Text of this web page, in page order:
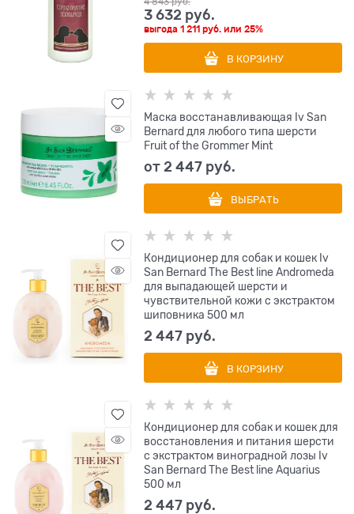
3 632 руб.
выгода1 211 руб. или25%
В КОРЗИНУ
Маска восстанавливающая Iv San
Bernard для любого типа шерсти
Fruit of the Grommer Mint
от2 447 руб.
ВЫБРАТЬ
Кондиционер для собак и кошек Iv
San Bernard The Best line Andromeda
для выпадающей шерсти и
чувствительной кожи с экстрактом
шиповника 500 мл
2 447 руб.
В КОРЗИНУ
Кондиционер для собак и кошек для
восстановления и питания шерсти
с экстрактом виноградной лозы Iv
San Bernard The Best line Aquarius
500 мл
2 447 руб.